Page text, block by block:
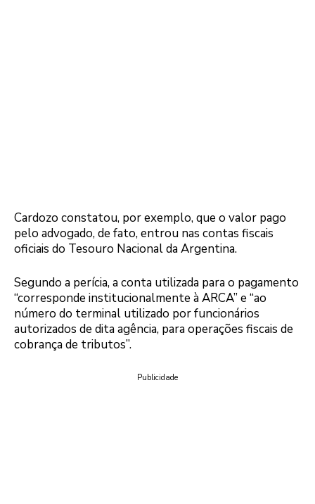
Cardozo constatou, por exemplo, que o valor pago
pelo advogado, de fato, entrou nas contas fiscais
oficiais do Tesouro Nacional da Argentina.
Segundo a perícia, a conta utilizada para o pagamento
“corresponde institucionalmente à ARCA” e “ao
número do terminal utilizado por funcionários
autorizados de dita agência, para operações fiscais de
cobrança de tributos”.
Publicidade